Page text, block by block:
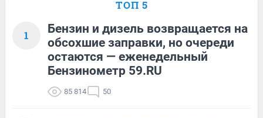
ТОП 5
1
Бензин и дизель возвращается на
обсохшие заправки, но очереди
остаются — еженедельный
Бензинометр 59.RU
85 814 50